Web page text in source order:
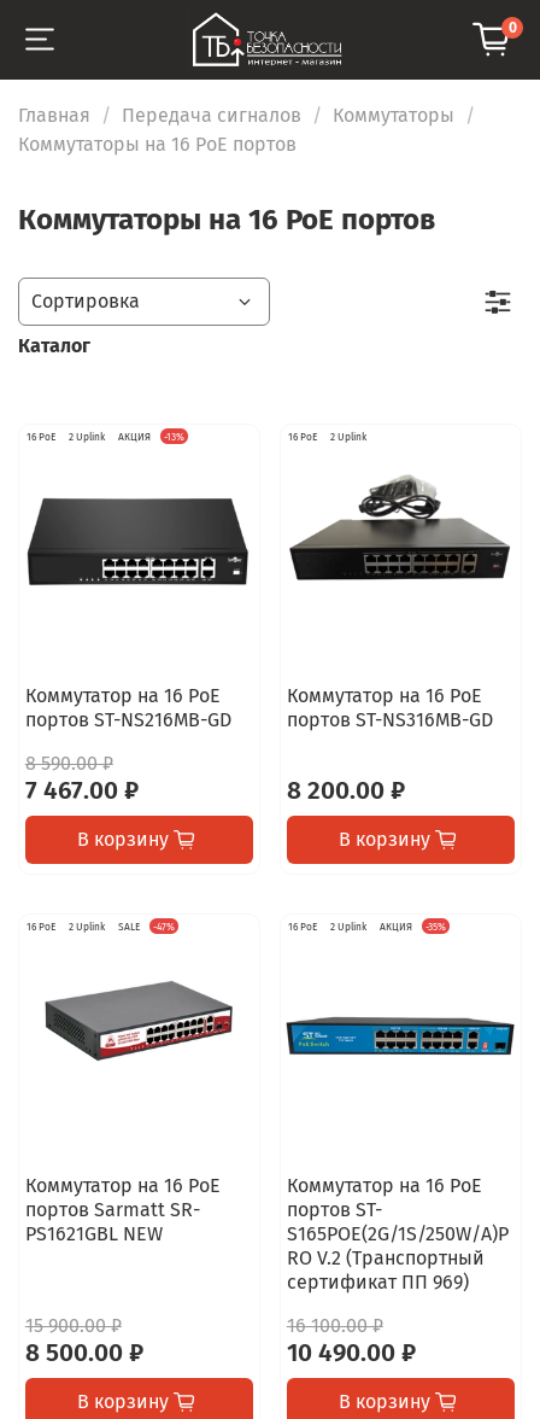
0
Главная Передача сигналов
Коммутаторы
Коммутаторы на 16 PoE портов
Коммутаторы на 16 PoE портов
16 PoE 2 Uplink АКЦИЯ -13%
Коммутатор на 16 PoE
портов ST-NS216MB-GD
8 590.00 ₽
7 467.00 ₽
В корзину
16 PoE 2 Uplink
Коммутатор на 16 PoE
портов ST-NS316MB-GD
8 200.00 ₽
В корзину
16 PoE 2 Uplink SALE -47%
Коммутатор на 16 PoE
портов Sarmatt SR-
PS1621GBL NEW
15 900.00 ₽
8 500.00 ₽
В корзину
16 PoE 2 Uplink АКЦИЯ -35%
Коммутатор на 16 PoE
портов ST-
S165POE(2G/1S/250W/A)P
RO V.2 (Транспортный
сертификат ПП 969)
16 100.00 ₽
10 490.00 ₽
В корзину
Каталог